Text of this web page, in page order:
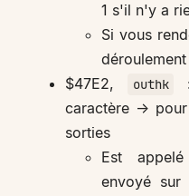
1 s'il n'y a
Si vous
$47E2,
outhk
caractère ->
sorties
Est
envoyé sur